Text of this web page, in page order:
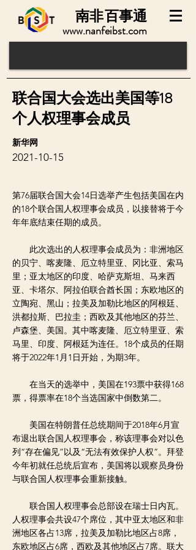
www.nanfeibst.com
百事通
南非
第76届联合国大会14日选举产生包括美国在内
的18个联合国人权理事会成员，以接替将于今
年年底结束任期的成员。
此次选出的人权理事会成员为：非洲地区
的贝宁、喀麦隆、厄立特里亚、冈比亚、索马
里；亚太地区的印度、哈萨克斯坦、马来西
亚、卡塔尔、阿拉伯联合酋长国；东欧地区的
立陶宛、黑山；拉美及加勒比地区的阿根廷、
洪都拉斯、巴拉圭；西欧及其他地区的芬兰、
卢森堡、美国。其中喀麦隆、厄立特里亚、索
马里、印度、阿根廷为连任。18个成员的任期
将于2022年1月1日开始，为期3年。
在当天的选举中，美国在193票中获得168
票，得票率在18个当选国家中倒数第二。
美国在特朗普任总统期间于2018年6月宣
布退出联合国人权理事会，称该理事会对以色
列“存在偏见”以及“无法有效保护人权”。拜登
今年初就任总统后宣布，美国将以观察员身份
与联合国人权理事会重新接触。
联合国人权理事会总部设在瑞士日内瓦。
人权理事会共设47个席位，其中亚太地区和非
洲地区各占13席，拉美及加勒比地区占8席，
东欧地区占6席，西欧及其他地区占7席。联大
新华网
2021-10-15
联合国大会选出美国等18
个人权理事会成员